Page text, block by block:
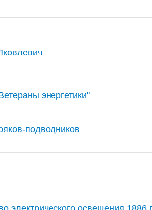
энергетики"
подводников
электрического освещения 1886